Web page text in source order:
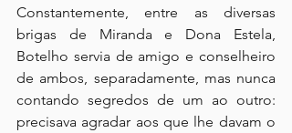
Constantemente, entre as diversas
brigas de Miranda e Dona Estela,
Botelho servia de amigo e conselheiro
de ambos, separadamente, mas nunca
contando segredos de um ao outro:
precisava agradar aos que lhe davam o